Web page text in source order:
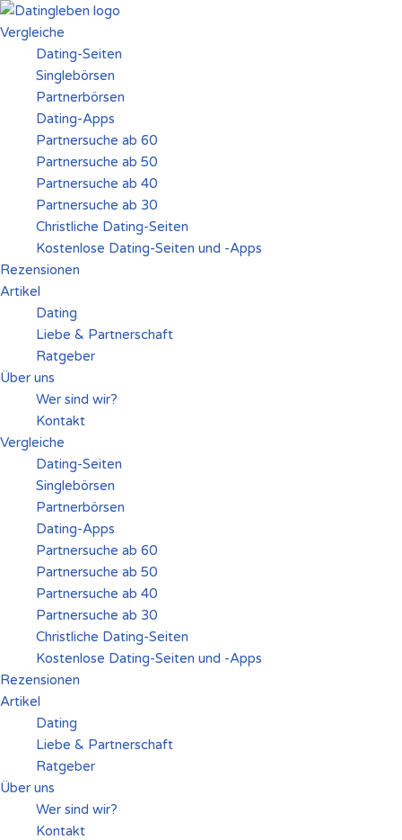
Zum
Inhalt
springen
Vergleiche
Dating-Seiten
Singlebörsen
Partnerbörsen
Dating-Apps
Partnersuche ab 60
Partnersuche ab 50
Partnersuche ab 40
Partnersuche ab 30
Christliche Dating-Seiten
Kostenlose Dating-Seiten und -Apps
Rezensionen
Artikel
Dating
Liebe & Partnerschaft
Ratgeber
Über uns
Wer sind wir?
Kontakt
Vergleiche
Dating-Seiten
Singlebörsen
Partnerbörsen
Dating-Apps
Partnersuche ab 60
Partnersuche ab 50
Partnersuche ab 40
Partnersuche ab 30
Christliche Dating-Seiten
Kostenlose Dating-Seiten und -Apps
Rezensionen
Artikel
Dating
Liebe & Partnerschaft
Ratgeber
Über uns
Wer sind wir?
Kontakt